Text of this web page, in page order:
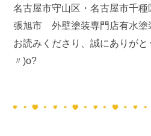
名古屋市守山区・名古屋市千
張旭市 外壁塗装専門店有水塗
お読みくださり、誠にありが
〃)o?